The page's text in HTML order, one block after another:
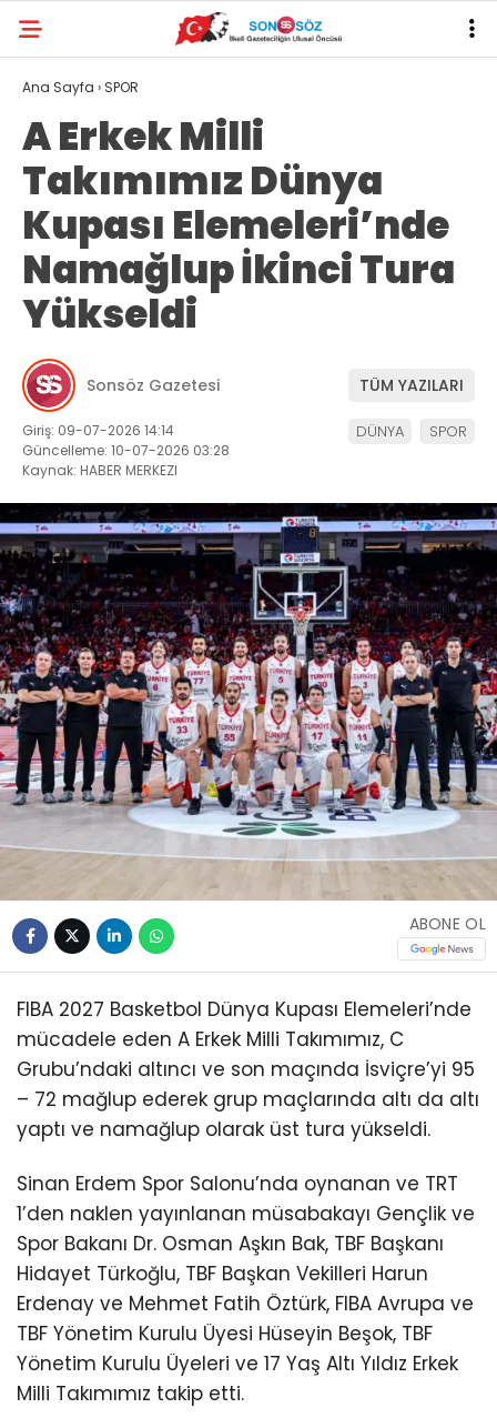
Ana Sayfa › SPOR
A Erkek Milli
Takımımız Dünya
Kupası Elemeleri’nde
Namağlup İkinci Tura
Yükseldi
Sonsöz Gazetesi TÜM YAZILARI
Giriş: 09-07-2026 14:14
Güncelleme: 10-07-2026 03:28
Kaynak: HABER MERKEZI
DÜNYA SPOR
ABONE OL
FIBA 2027 Basketbol Dünya Kupası Elemeleri’nde
mücadele eden A Erkek Milli Takımımız, C
Grubu’ndaki altıncı ve son maçında İsviçre’yi 95
– 72 mağlup ederek grup maçlarında altı da altı
yaptı ve namağlup olarak üst tura yükseldi.
Sinan Erdem Spor Salonu’nda oynanan ve TRT
1’den naklen yayınlanan müsabakayı Gençlik ve
Spor Bakanı Dr. Osman Aşkın Bak, TBF Başkanı
Hidayet Türkoğlu, TBF Başkan Vekilleri Harun
Erdenay ve Mehmet Fatih Öztürk, FIBA Avrupa ve
TBF Yönetim Kurulu Üyesi Hüseyin Beşok, TBF
Yönetim Kurulu Üyeleri ve 17 Yaş Altı Yıldız Erkek
Milli Takımımız takip etti.